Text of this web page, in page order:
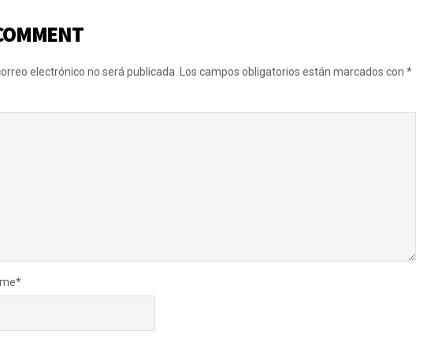
electrónico no será publicada. Los campos obligatorios están marcados con *
*